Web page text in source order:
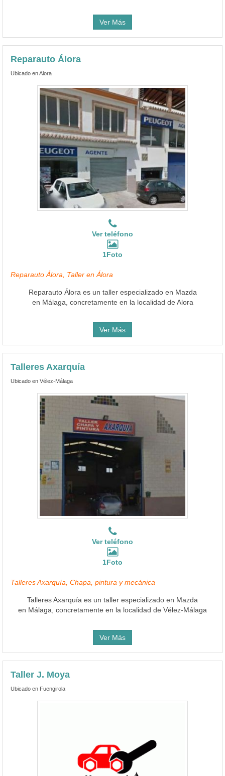
Ver Más
Reparauto Álora
Ubicado en Alora
Ver teléfono
1Foto
Reparauto Álora, Taller en Álora
Reparauto Álora es un taller especializado en Mazda
en Málaga, concretamente en la localidad de Alora
Ver Más
Talleres Axarquía
Ubicado en Vélez-Málaga
Ver teléfono
1Foto
Talleres Axarquía, Chapa, pintura y mecánica
Talleres Axarquía es un taller especializado en Mazda
en Málaga, concretamente en la localidad de Vélez-Málaga
Ver Más
Taller J. Moya
Ubicado en Fuengirola